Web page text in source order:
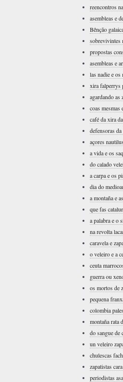
reencontros
asembleas e
Bênção
sobrevivintes
propostas
asembleas e
las nadie e os
xira falperrys
agardando as
coas mesmas
café da xira
defensoras da
açores
a vida e os
do calado
a carpa e os
dia do
a montaña e
que fas
a palabra e o
na revolta
caravela e
o veleiro e a
ceuta
guerra ou
os mortos de
pequena
colombia
montaña rata
do sangue de
un veleiro
chulescas
zapatistas
periodistas